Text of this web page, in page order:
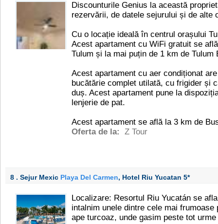
Discounturile Genius la această
rezervării, de datele sejurului și de alte
Cu o locație ideală în centrul orașului
Acest apartament cu WiFi gratuit se
Tulum și la mai puțin de 1 km de Tulum
Acest apartament cu aer condiționat
bucătărie complet utilată, cu frigider și
duș. Acest apartament pune la
lenjerie de pat.
Acest apartament se află la 3 km de
Oferta de la:
Z Tour
8 . Sejur Mexic Playa Del Carmen, Hotel Riu Yucatan 5*
Localizare: Resortul Riu Yucatán se
intalnim unele dintre cele mai
ape turcoaz, unde gasim peste tot